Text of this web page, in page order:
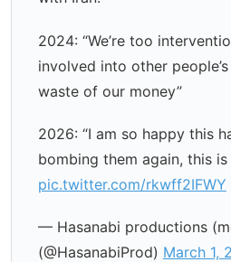
2024: “We’re too
involved into other people’s
waste of our money”
2026: “I am so happy this
bombing them again, this is
pic.twitter.com/rkwff2IFWY
— Hasanabi productions
(@HasanabiProd) March 1,